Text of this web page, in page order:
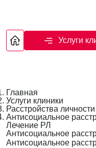
Услуги
Главная
Услуги клиники
Расстройства личности
Антисоциальное
Лечение РЛ
Антисоциальное
Антисоциальное